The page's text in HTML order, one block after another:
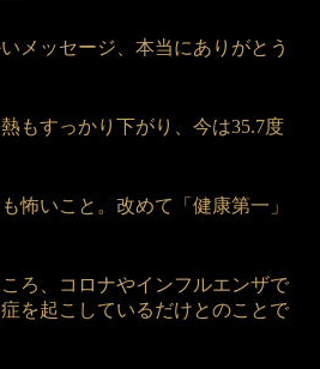
メッセージ、本当にありがとう
もすっかり下がり、今は35.7度
怖いこと。改めて「健康第一」
ろ、コロナやインフルエンザで
を起こしているだけとのことで